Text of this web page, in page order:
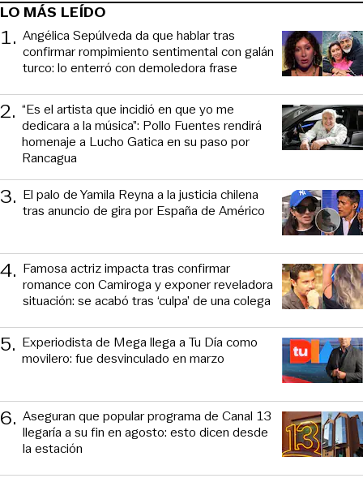
LO MÁS LEÍDO
1. Angélica Sepúlveda da que hablar tras
confirmar rompimiento sentimental con galán
turco: lo enterró con demoledora frase
2. “Es el artista que incidió en que yo me
dedicara a la música”: Pollo Fuentes rendirá
homenaje a Lucho Gatica en su paso por
Rancagua
3. El palo de Yamila Reyna a la justicia chilena
tras anuncio de gira por España de Américo
4. Famosa actriz impacta tras confirmar
romance con Camiroga y exponer reveladora
situación: se acabó tras ‘culpa’ de una colega
5. Experiodista de Mega llega a Tu Día como
movilero: fue desvinculado en marzo
6. Aseguran que popular programa de Canal 13
llegaría a su fin en agosto: esto dicen desde
la estación